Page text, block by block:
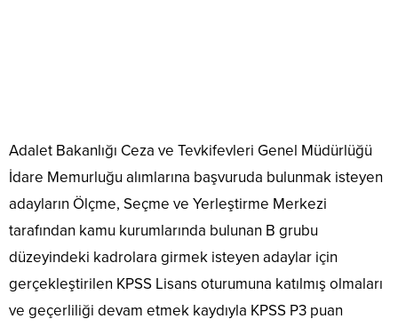
Adalet Bakanlığı Ceza ve Tevkifevleri Genel Müdürlüğü
İdare Memurluğu alımlarına başvuruda bulunmak isteyen
adayların Ölçme, Seçme ve Yerleştirme Merkezi
tarafından kamu kurumlarında bulunan B grubu
düzeyindeki kadrolara girmek isteyen adaylar için
gerçekleştirilen KPSS Lisans oturumuna katılmış olmaları
ve geçerliliği devam etmek kaydıyla KPSS P3 puan